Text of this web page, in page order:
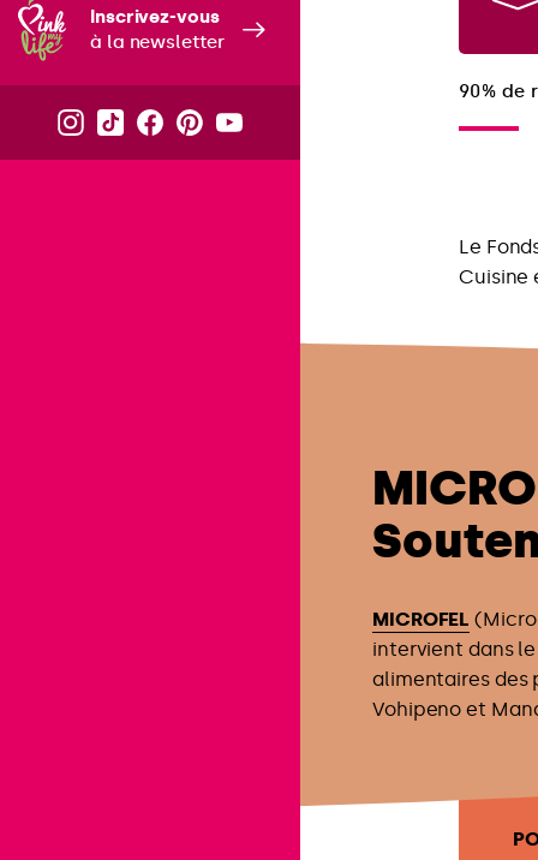
Inscrivez-vous
à la newsletter
90% de
Le
Cuisine
MICROFEL
intervient dans
alimentaires des
Vohipeno et